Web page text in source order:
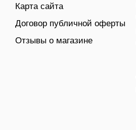
Карта сайта
Договор публичной оферты
Отзывы о магазине